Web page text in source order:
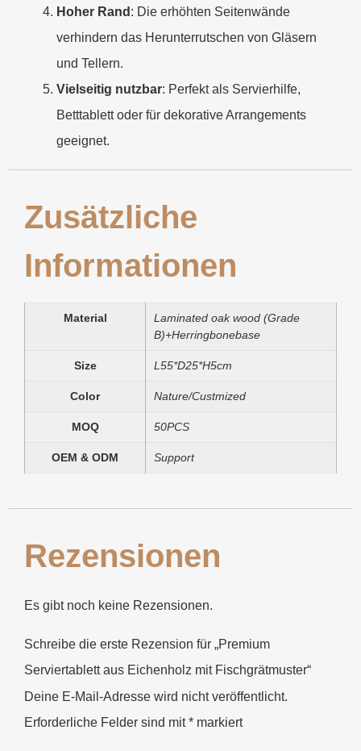
Hoher Rand : Die erhöhten Seitenwände
verhindern das Herunterrutschen von Gläsern
und Tellern.
Vielseitig nutzbar: Perfekt als Servierhilfe,
Betttablett oder für dekorative Arrangements
geeignet.
Zusätzliche
Informationen
Material
Laminated oak wood (Grade
B)+Herringbonebase
Size L55*D25*H5cm
Color Nature/Custmized
MOQ 50PCS
OEM & ODM Support
Rezensionen
Es gibt noch keine Rezensionen.
Schreibe die erste Rezension für „Premium
Serviertablett aus Eichenholz mit Fischgrätmuster“
Deine E-Mail-Adresse wird nicht veröffentlicht.
Erforderliche Felder sind mit* markiert